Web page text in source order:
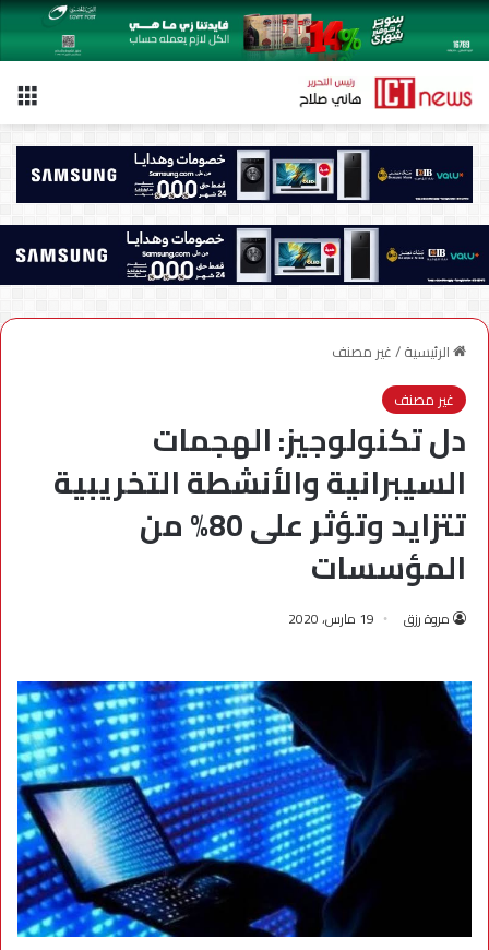
الرئيسية/غير مصنف
غير مصنف
دل تكنولوجيز: الهجمات
السيبرانية والأنشطة التخريبية
تتزايد وتؤثر على 80% من
المؤسسات
مروة رزق 19 مارس، 2020